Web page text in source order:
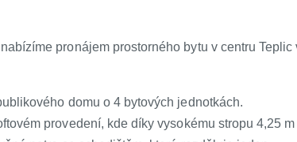
pronájem prostorného bytu v centru Teplic
domu o 4 bytových jednotkách.
provedení, kde díky vysokému stropu 4,25 m